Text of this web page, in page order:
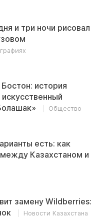
и три ночи рисовал
история
Общество
есть: как
Казахстаном и
замену Wildberries:
Новости Казахстана